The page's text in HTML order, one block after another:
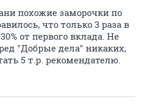
похожие заморочки по
что только 3 раза в
от первого вклада. Не
"Добрые дела" никаких,
5 т.р. рекомендателю.